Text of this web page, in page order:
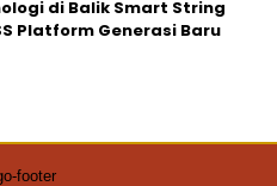
di Balik Smart String
Platform Generasi Baru